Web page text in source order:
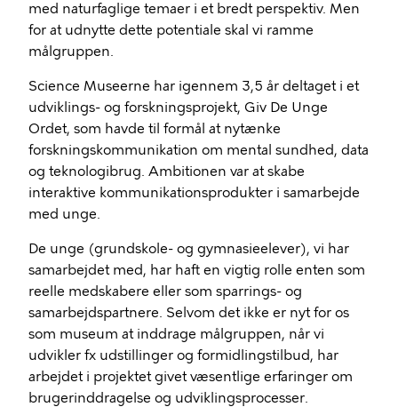
med naturfaglige temaer i et bredt perspektiv. Men
for at udnytte dette potentiale skal vi ramme
målgruppen.
Science Museerne har igennem 3,5 år deltaget i et
udviklings- og forskningsprojekt, Giv De Unge
Ordet, som havde til formål at nytænke
forskningskommunikation om mental sundhed, data
og teknologibrug. Ambitionen var at skabe
interaktive kommunikationsprodukter i samarbejde
med unge.
De unge (grundskole- og gymnasieelever), vi har
samarbejdet med, har haft en vigtig rolle enten som
reelle medskabere eller som sparrings- og
samarbejdspartnere. Selvom det ikke er nyt for os
som museum at inddrage målgruppen, når vi
udvikler fx udstillinger og formidlingstilbud, har
arbejdet i projektet givet væsentlige erfaringer om
brugerinddragelse og udviklingsprocesser.